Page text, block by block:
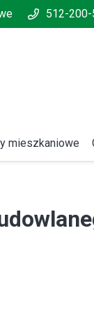
512-200-
mieszkaniowe